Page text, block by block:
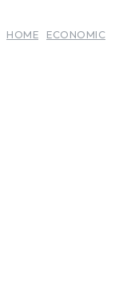
HOME ECONOMIC